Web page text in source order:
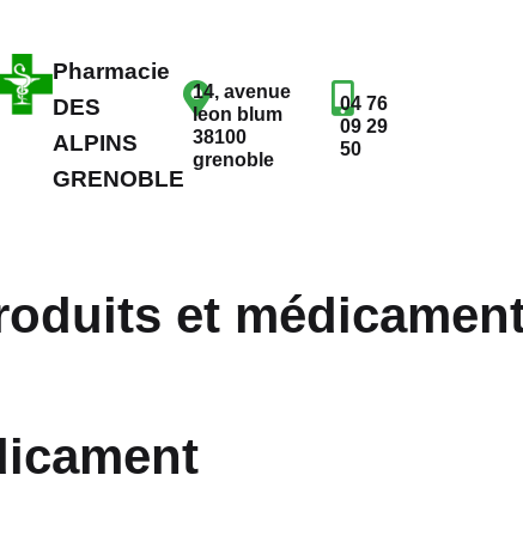
Pharmacie
DES
ALPINS
GRENOBLE
14, avenue
leon blum
38100
grenoble
04 76
09 29
50
et